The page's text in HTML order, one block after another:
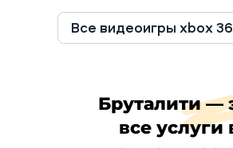
Все видеоигры xbox
Бруталити —
все услуги